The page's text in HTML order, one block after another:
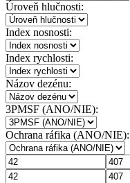
Úroveň hlučnosti:
Index nosnosti:
Index rychlosti:
Názov dezénu:
3PMSF (ANO/NIE):
Ochrana ráfika (ANO/NIE):